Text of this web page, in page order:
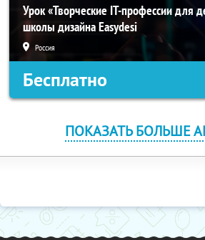
Урок «Творческие IT-профессии для
школы дизайна Easydesi
Россия
Бесплатно
ПОКАЗАТЬ БОЛЬШЕ